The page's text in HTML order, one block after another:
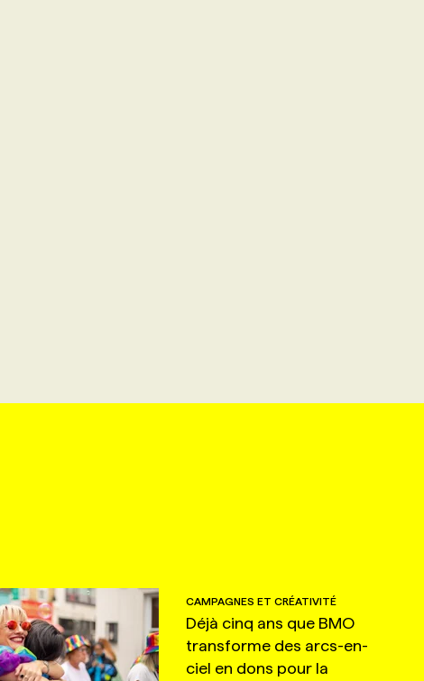
CAMPAGNES ET CRÉATIVITÉ
Déjà cinq ans que BMO
transforme des arcs-en-
ciel en dons pour la